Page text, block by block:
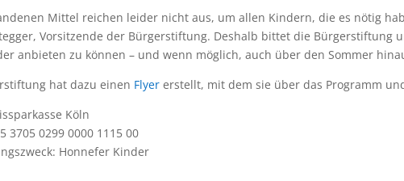
Mittel reichen leider nicht aus, um allen Kindern, die es nötig
Vorsitzende der Bürgerstiftung. Deshalb bittet die Bürgerstiftung
anbieten zu können – und wenn möglich, auch über den Sommer
hat dazu einen Flyer erstellt, mit dem sie über das Programm
Köln
3705 0299 0000 1115 00
Honnefer Kinder